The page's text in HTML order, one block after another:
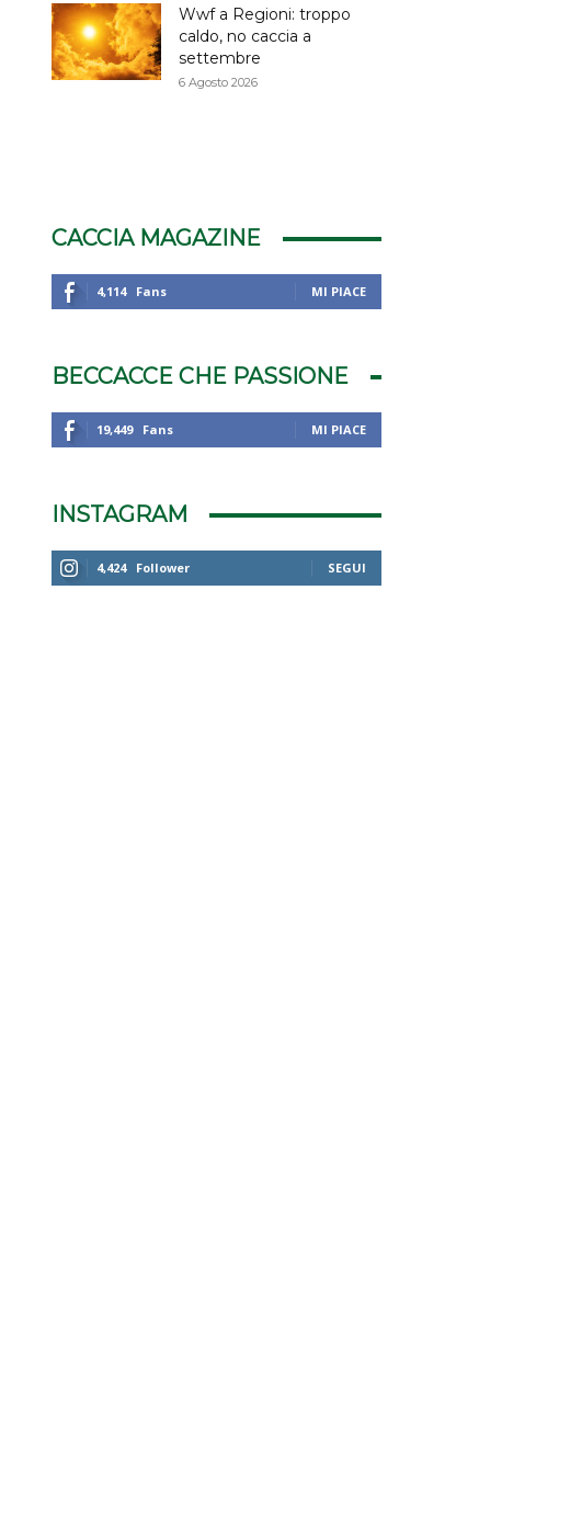
Wwf a Regioni: troppo
caldo, no caccia a
settembre
6 Agosto 2026
CACCIA MAGAZINE
4,114 Fans MI PIACE
BECCACCE CHE PASSIONE
19,449 Fans MI PIACE
INSTAGRAM
4,424 Follower SEGUI